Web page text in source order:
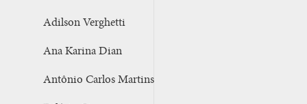
Adilson Verghetti
Ana Karina Dian
Antônio Carlos Martins